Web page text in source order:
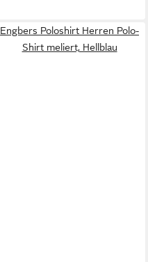
Engbers Poloshirt Herren Polo-
Shirt meliert, Hellblau